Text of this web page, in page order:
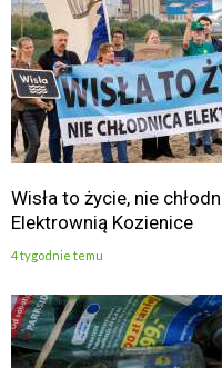
Wisła to życie, nie
Elektrownią Kozienice
4 tygodnie temu